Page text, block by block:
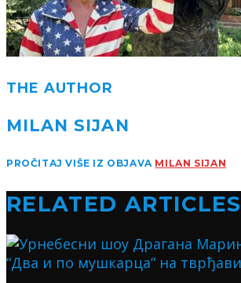
THE AUTHOR
MILAN SIJAN
PROČITAJ VIŠE IZ OBJAVA MILAN SIJAN
RELATED ARTICLES